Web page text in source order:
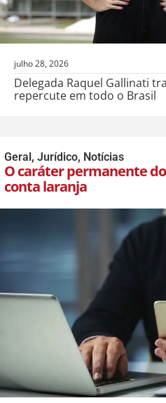
julho 28, 2026
Delegada Raquel Gallinati
repercute em todo o Brasil
Geral, Jurídico, Notícias
O caráter permanente
conta laranja